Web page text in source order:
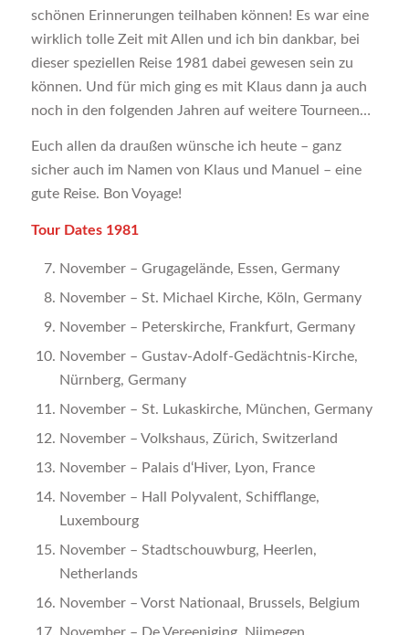
schönen Erinnerungen teilhaben können! Es war eine
wirklich tolle Zeit mit Allen und ich bin dankbar, bei
dieser speziellen Reise 1981 dabei gewesen sein zu
können. Und für mich ging es mit Klaus dann ja auch
noch in den folgenden Jahren auf weitere Tourneen…
Euch allen da draußen wünsche ich heute – ganz
sicher auch im Namen von Klaus und Manuel – eine
gute Reise. Bon Voyage!
Tour Dates 1981
November – Grugagelände, Essen, Germany
November – St. Michael Kirche, Köln, Germany
November – Peterskirche, Frankfurt, Germany
November – Gustav-Adolf-Gedächtnis-Kirche,
Nürnberg, Germany
November – St. Lukaskirche, München, Germany
November – Volkshaus, Zürich, Switzerland
November – Palais d‘Hiver, Lyon, France
November – Hall Polyvalent, Schifflange,
Luxembourg
November – Stadtschouwburg, Heerlen,
Netherlands
November – Vorst Nationaal, Brussels, Belgium